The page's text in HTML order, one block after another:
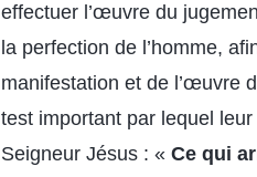
effectuer l’œuvre du
la perfection de l’homme,
manifestation et de l’œuvre
test important par lequel
Seigneur Jésus : « Ce qui